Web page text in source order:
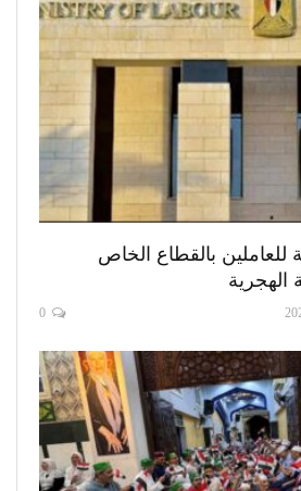
للعاملين بالقطاع الخاص
الهجرية